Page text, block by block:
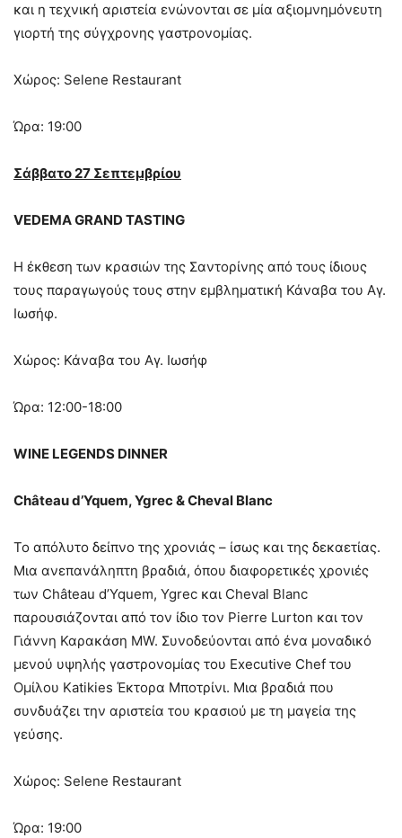
και η τεχνική αριστεία ενώνονται σε μία αξιομνημόνευτη
γιορτή της σύγχρονης γαστρονομίας.
Χώρος: Selene Restaurant
Ώρα: 19:00
Σάββατο 27 Σεπτεμβρίου
VEDEMA GRAND TASTING
Η έκθεση των κρασιών της Σαντορίνης από τους ίδιους
τους παραγωγούς τους στην εμβληματική Κάναβα του Αγ.
Ιωσήφ.
Χώρος: Κάναβα του Αγ. Ιωσήφ
Ώρα: 12:00-18:00
WINE LEGENDS DINNER
Château d’Yquem, Ygrec & Cheval Blanc
Το απόλυτο δείπνο της χρονιάς – ίσως και της δεκαετίας.
Μια ανεπανάληπτη βραδιά, όπου διαφορετικές χρονιές
των Château d’Yquem, Ygrec και Cheval Blanc
παρουσιάζονται από τον ίδιο τον Pierre Lurton και τον
Γιάννη Καρακάση MW. Συνοδεύονται από ένα μοναδικό
μενού υψηλής γαστρονομίας του Executive Chef του
Ομίλου Katikies Έκτορα Μποτρίνι. Μια βραδιά που
συνδυάζει την αριστεία του κρασιού με τη μαγεία της
γεύσης.
Χώρος: Selene Restaurant
Ώρα: 19:00